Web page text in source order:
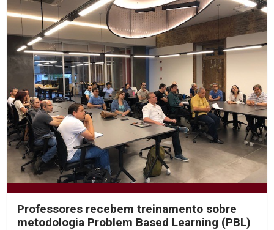
Professores recebem treinamento sobre
metodologia Problem Based Learning (PBL)